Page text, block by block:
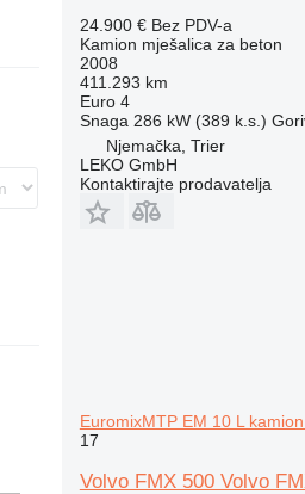
24.900 € Bez PDV-a
Kamion mješalica za beton
2008
411.293 km
Euro 4
Snaga 286 kW (389 k.s.)
Njemačka, Trier
LEKO GmbH
Kontaktirajte prodavatelja
EuromixMTP EM 10 L
17
Volvo FMX 500 Volvo